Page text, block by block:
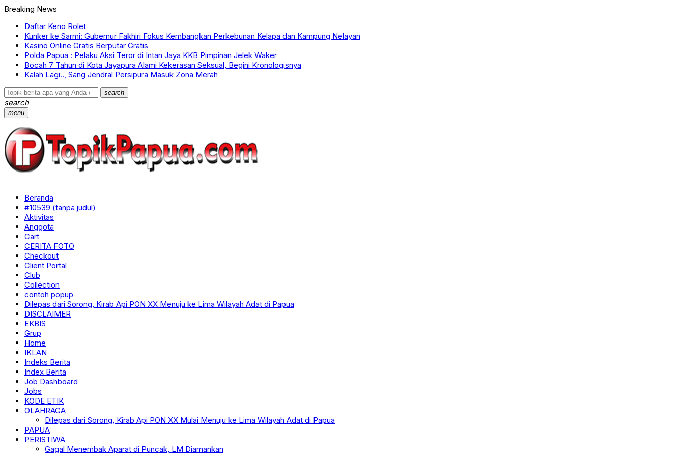
Breaking News
Daftar Keno Rolet
Kunker ke Sarmi: Gubernur Fakhiri Fokus Kembangkan Perkebunan Kelapa dan Kampung Nelayan
Kasino Online Gratis Berputar Gratis
Polda Papua : Pelaku Aksi Teror di Intan Jaya KKB Pimpinan Jelek Waker
Bocah 7 Tahun di Kota Jayapura Alami Kekerasan Seksual, Begini Kronologisnya
Kalah Lagi.., Sang Jendral Persipura Masuk Zona Merah
search
search
menu
Beranda
#10539 (tanpa judul)
Aktivitas
Anggota
Cart
CERITA FOTO
Checkout
Client Portal
Club
Collection
contoh popup
Dilepas dari Sorong, Kirab Api PON XX Menuju ke Lima Wilayah Adat di Papua
DISCLAIMER
EKBIS
Grup
Home
IKLAN
Indeks Berita
Index Berita
Job Dashboard
Jobs
KODE ETIK
OLAHRAGA
Dilepas dari Sorong, Kirab Api PON XX Mulai Menuju ke Lima Wilayah Adat di Papua
PAPUA
PERISTIWA
Gagal Menembak Aparat di Puncak, LM Diamankan